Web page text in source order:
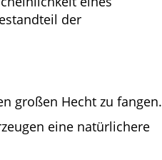
der
großen Hecht zu fangen.
eine natürlichere